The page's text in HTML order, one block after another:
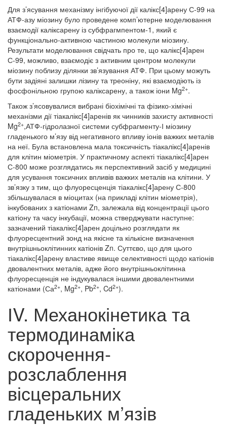
Для з’ясування механізму інгібуючої дії калікс[4]арену С-99 на
АТФ-азу міозину було проведене комп’ютерне моделювання
взаємодії каліксарену із субфрагмпентом-1, який є
функціонально-активною частиною молекули міозину.
Результати моделювання свідчать про те, що калікс[4]арен
С-99, можливо, взаємодіє з активним центром молекули
міозину поблизу ділянки зв’язування АТФ. При цьому можуть
бути задіяні залишки лізину та треоніну, які взаємодіють із
фосфонільною групою каліксарену, а також іони Mg2+.
Також з’ясовувалися вибрані біохімічні та фізико-хімічні
механізми дії тіакалікс[4]аренів як чинників захисту активності
Mg2+,АТФ-гідролазної системи субфрагменту-І міозину
гладенького м’язу від негативного впливу іонів важких металів
на неї. Була встановлена мала токсичність тіакалікс[4]аренів
для клітин міометрія. У практичному аспекті тіакалікс[4]арен
С-800 може розглядатись як перспективний засіб у медицині
для усування токсичних впливів важких металів на клітини. У
зв’язку з тим, що флуоресценція тіакалікс[4]арену С-800
збільшувалася в міоцитах (на прикладі клітин міометрія),
інкубованих з катіонами Zn, залежала від концентрації цього
катіону та часу інкубації, можна стверджувати наступне:
зазначений тіакалікс[4]арен доцільно розглядати як
флуоресцентний зонд на якісне та кількісне визначення
внутрішньоклітинних катіонів Zn. Суттєво, що для цього
тіакалікс[4]арену властиве явище селективності щодо катіонів
двовалентних металів, адже його внутрішньоклітинна
флуоресценція не індукувалася іншими двовалентними
катіонами (Са2+, Mg2+, Pb2+, Cd2+).
ІV. Механокінетика та
термодинаміка
скорочення-
розслаблення
вісцеральних
гладеньких м’язів